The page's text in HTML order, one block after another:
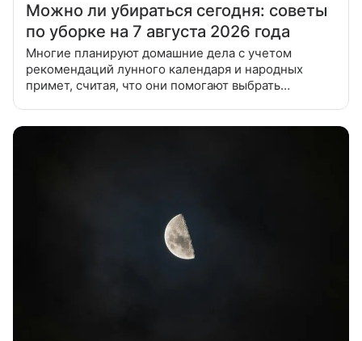
Можно ли убираться сегодня: советы
по уборке на 7 августа 2026 года
Многие планируют домашние дела с учетом
рекомендаций лунного календаря и народных
примет, считая, что они помогают выбрать